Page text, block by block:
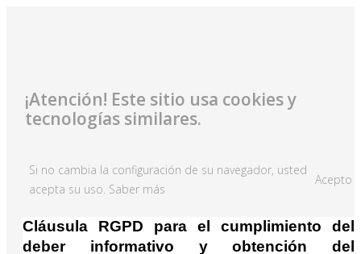
¡Atención! Este sitio usa cookies y
tecnologías similares.
Si no cambia la configuración de su navegador, usted
acepta su uso. Saber más
Acepto
Cláusula RGPD para el cumplimiento del
deber informativo y obtención del